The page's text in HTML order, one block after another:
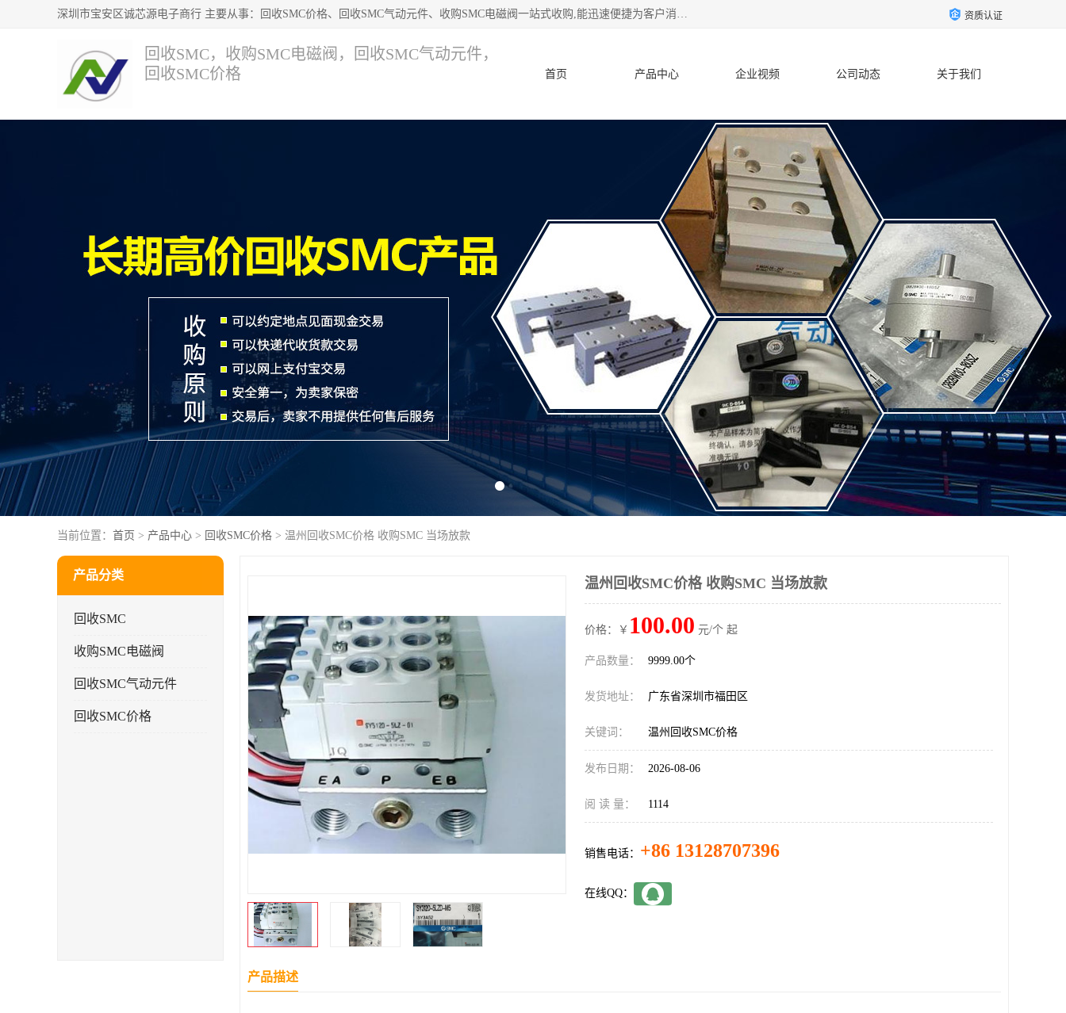
深圳市宝安区诚芯源电子商行 主要从事：回收SMC价格、回收SMC气动元件、收购SMC电磁阀一站式收购,能迅速便捷为客户消化库存、减少仓储、回笼资金，我们交易灵活方便，现金支付，价格优势合理，在业务方面赢得广大客户的一致好评 热情欢迎有库存需要处理的客户 请尽快联系我们 资质认证
回收SMC，收购SMC电磁阀，回收SMC气动元件，
回收SMC价格
首页 产品中心 企业视频 公司动态 关于我们
当前位置： 首页 > 产品中心 > 回收SMC价格 > 温州回收SMC价格 收购SMC 当场放款
产品分类
回收SMC
收购SMC电磁阀
回收SMC气动元件
回收SMC价格
温州回收SMC价格 收购SMC 当场放款
价格：￥ 100.00 元/个 起
产品数量： 9999.00个
发货地址： 广东省深圳市福田区
关键词： 温州回收SMC价格
发布日期： 2026-08-06
阅 读 量： 1114
销售电话： +86 13128707396
在线QQ：
产品描述